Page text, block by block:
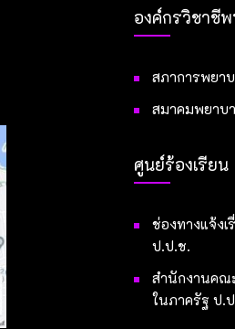
องค์กรวิชาชี
สภาการพยา
สมาคมพยาบ
ศูนย์ร้องเรียน
ช่องทางแจ้ง
ป.ป.ช.
สำนักงานคณ
ในภาครัฐ ป.